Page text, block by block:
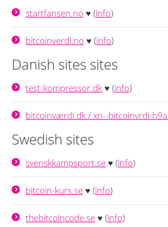
startfansen.no ♥ (info)
bitcoinverdi.no ♥ (info)
Danish sites sites
test-kompressor.dk ♥ (info)
bitcoinværdi.dk / xn--bitcoinvrdi-
Swedish sites
svenskkampsport.se ♥ (info)
bitcoin-kurs.se ♥ (info)
thebitcoincode.se ♥ (info)